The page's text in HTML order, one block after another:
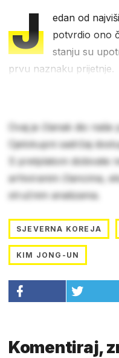
J edan od
potvrdio ono
stanju su
prvu naznaku prijetnje.
Ovaj je članak dio
Cjelokupni sadržaj
S pretplatom dobivate
arhiviranim člancima,
stručnim analizama.
SJEVERNA KOREJA
KIM JONG-UN
Komentiraj,